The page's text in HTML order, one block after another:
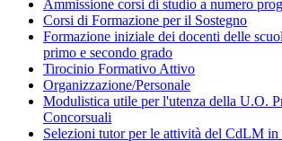
Ammissione corsi di studio a numero
Corsi di Formazione per il Sostegno
Formazione iniziale dei docenti delle
primo e secondo grado
Tirocinio Formativo Attivo
Organizzazione/Personale
Modulistica utile per l'utenza della U.O.
Concorsuali
Selezioni tutor per le attività del CdLM in